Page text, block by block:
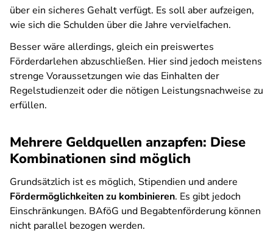
über ein sicheres Gehalt verfügt. Es soll aber aufzeigen,
wie sich die Schulden über die Jahre vervielfachen.
Besser wäre allerdings, gleich ein preiswertes
Förderdarlehen abzuschließen. Hier sind jedoch meistens
strenge Voraussetzungen wie das Einhalten der
Regelstudienzeit oder die nötigen Leistungsnachweise zu
erfüllen.
Mehrere Geldquellen anzapfen: Diese
Kombinationen sind möglich
Grundsätzlich ist es möglich, Stipendien und andere
Fördermöglichkeiten zu kombinieren. Es gibt jedoch
Einschränkungen. BAföG und Begabtenförderung können
nicht parallel bezogen werden.